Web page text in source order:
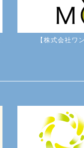
【株式会社ワ